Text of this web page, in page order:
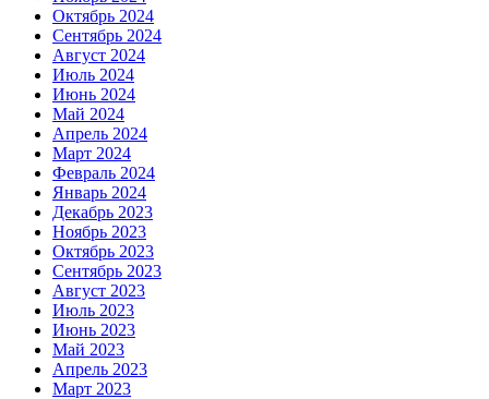
Октябрь 2024
Сентябрь 2024
Август 2024
Июль 2024
Июнь 2024
Май 2024
Апрель 2024
Март 2024
Февраль 2024
Январь 2024
Декабрь 2023
Ноябрь 2023
Октябрь 2023
Сентябрь 2023
Август 2023
Июль 2023
Июнь 2023
Май 2023
Апрель 2023
Март 2023